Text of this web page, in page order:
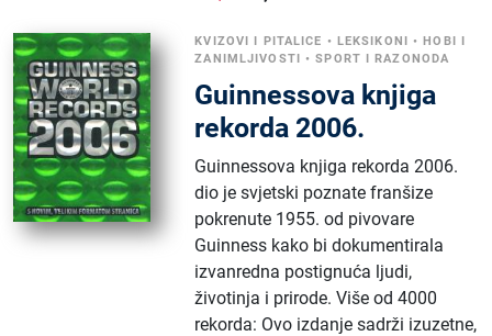
KVIZOVI I PITALICE • LEKSIKONI •HOBI I
ZANIMLJIVOSTI •SPORT I RAZONODA
Guinnessova knjiga
rekorda 2006.
Guinnessova knjiga rekorda 2006.
dio je svjetski poznate franšize
pokrenute 1955. od pivovare
Guinness kako bi dokumentirala
izvanredna postignuća ljudi,
životinja i prirode. Više od 4000
rekorda: Ovo izdanje sadrži izuzetne,